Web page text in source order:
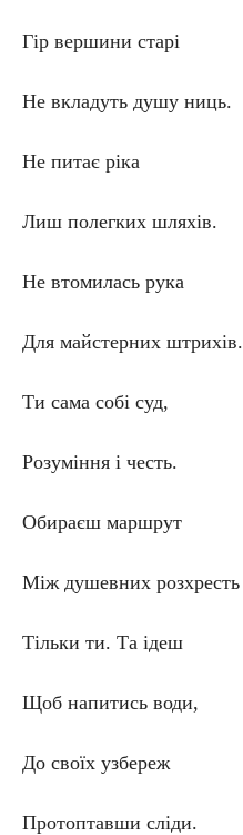
Гір вершини старі
Не вкладуть душу ниць.
Не питає ріка
Лиш полегких шляхів.
Не втомилась рука
Для майстерних штрихів.
Ти сама собі суд,
Розуміння і честь.
Обираєш маршрут
Між душевних розхресть
Тільки ти. Та ідеш
Щоб напитись води,
До своїх узбереж
Протоптавши сліди.